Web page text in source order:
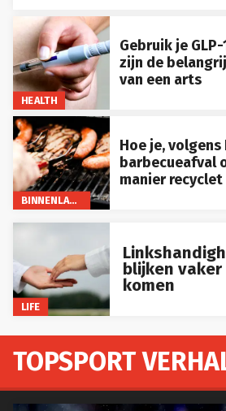
HEALTH
Gebruik je
zijn de
van een arts
BINNENLAND
Hoe je, volgens
barbecueafval
manier recyclet
LIFE
blijken
komen
TOPSPORT